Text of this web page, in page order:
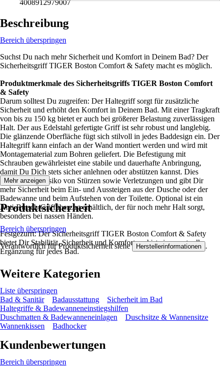
4008912979007
Beschreibung
Bereich überspringen
Suchst Du nach mehr Sicherheit und Komfort in Deinem Bad? Der
Sicherheitsgriff TIGER Boston Comfort & Safety macht es möglich.
Produktmerkmale des Sicherheitsgriffs TIGER Boston Comfort
& Safety
Darum solltest Du zugreifen: Der Haltegriff sorgt für zusätzliche
Sicherheit und erhöht den Komfort in Deinem Bad. Mit einer Tragkraft
von bis zu 150 kg bietet er auch bei größerer Belastung zuverlässigen
Halt. Der aus Edelstahl gefertigte Griff ist sehr robust und langlebig.
Die glänzende Oberfläche fügt sich stilvoll in jedes Baddesign ein. Der
Haltegriff kann einfach an der Wand montiert werden und wird mit
Montagematerial zum Bohren geliefert. Die Befestigung mit
Schrauben gewährleistet eine stabile und dauerhafte Anbringung,
damit Du Dich stets sicher anlehnen oder abstützen kannst. Dies
reduziert das Risiko von Stürzen sowie Verletzungen und gibt Dir
mehr Sicherheit beim Ein- und Aussteigen aus der Dusche oder der
Badewanne und beim Aufstehen von der Toilette. Optional ist ein
Anti-Rutsch-Griffüberzug erhältlich, der für noch mehr Halt sorgt,
besonders bei nassen Händen.
Festgezurrt: Der Sicherheitsgriff TIGER Boston Comfort & Safety
bietet Dir Stabilität, Sicherheit und Komfort und ist eine wertvolle
Ergänzung für jedes Bad.
Mehr anzeigen
Produktsicherheit
Bereich überspringen
Verantwortlich für Produktsicherheit siehe Herstellerinformationen .
Weitere Kategorien
Liste überspringen
Bad & Sanitär
Badausstattung
Sicherheit im Bad
Haltegriffe & Badewanneneinstiegshilfen
Duschmatten & Badewanneneinlagen
Duschsitze & Wannensitze
Wannenkissen
Badhocker
Kundenbewertungen
Bereich überspringen